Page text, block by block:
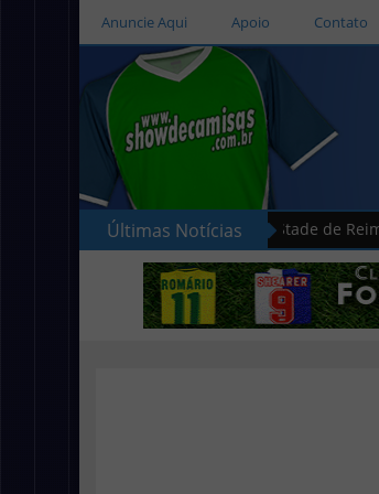
Anuncie Aqui Apoio Contato
Últimas Notícias
as novas camisas do Stade de Reims